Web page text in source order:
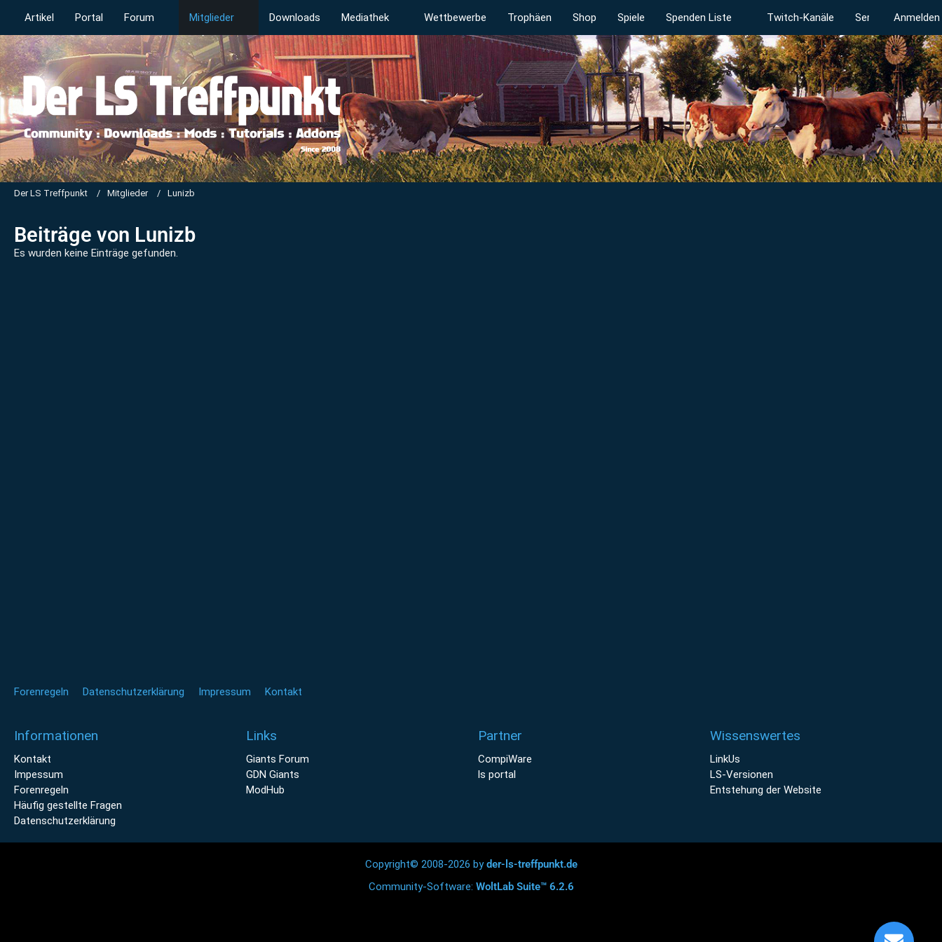
Artikel Portal Forum Mitglieder Downloads Mediathek Wettbewerbe Trophäen Shop Spiele Spenden Liste Twitch-Kanäle ServerstatusAnmelden
Der LS Treffpunkt Mitglieder Lunizb
Beiträge von Lunizb
Es wurden keine Einträge gefunden.
Forenregeln Datenschutzerklärung Impressum Kontakt
Informationen
Kontakt
Impessum
Forenregeln
Häufig gestellte Fragen
Datenschutzerklärung
Links
Giants Forum
GDN Giants
ModHub
Partner
CompiWare
ls portal
Wissenswertes
LinkUs
LS-Versionen
Entstehung der Website
Copyright© 2008-2026 byder-ls-treffpunkt.de
Community-Software: WoltLab Suite™ 6.2.6